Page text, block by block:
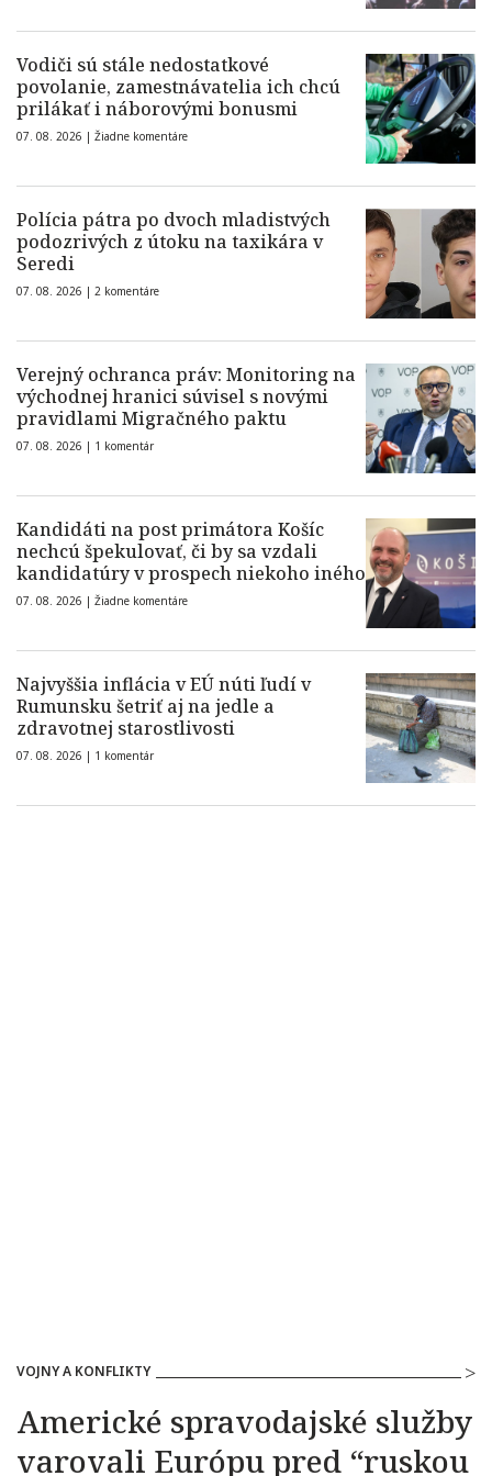
Vodiči sú stále nedostatkové
povolanie, zamestnávatelia ich chcú
prilákať i náborovými bonusmi
07. 08. 2026 | Žiadne komentáre
Polícia pátra po dvoch mladistvých
podozrivých z útoku na taxikára v
Seredi
07. 08. 2026 | 2 komentáre
Verejný ochranca práv: Monitoring na
východnej hranici súvisel s novými
pravidlami Migračného paktu
07. 08. 2026 | 1 komentár
Kandidáti na post primátora Košíc
nechcú špekulovať, či by sa vzdali
kandidatúry v prospech niekoho iného
07. 08. 2026 | Žiadne komentáre
Najvyššia inflácia v EÚ núti ľudí v
Rumunsku šetriť aj na jedle a
zdravotnej starostlivosti
07. 08. 2026 | 1 komentár
VOJNY A KONFLIKTY
Americké spravodajské služby
varovali Európu pred “ruskou